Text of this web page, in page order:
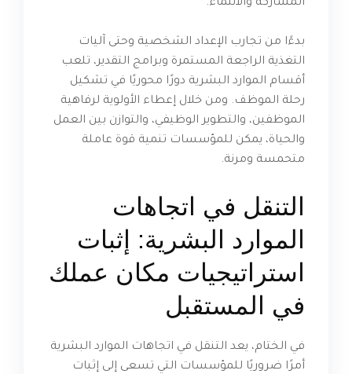
المشاركة والانتماء.
بدءًا من تجارب الإعداد الشخصية وحتى آليات
التغذية الراجعة المستمرة وبرامج التقدير، تلعب
أقسام الموارد البشرية دورًا محوريًا في تشكيل
رحلة الموظف. ومن خلال إعطاء الأولوية لرفاهية
الموظفين، والتطوير الوظيفي، والتوازن بين العمل
والحياة، يمكن للمؤسسات تنمية قوة عاملة
متحمسة ومرنة.
التنقل في اتجاهات
الموارد البشرية: إثبات
استراتيجيات مكان عملك
في المستقبل
في الختام، يعد التنقل في اتجاهات الموارد البشرية
أمرًا ضروريًا للمؤسسات التي تسعى إلى إثبات